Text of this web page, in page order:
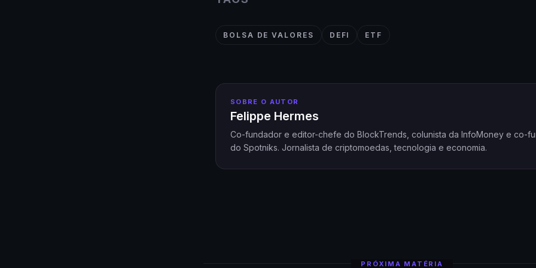
BOLSA DE VALORES DEFI ETF
SOBRE O AUTOR
Felippe Hermes
Co-fundador e editor-chefe do BlockTrends, colunista da InfoMoney e co-
do Spotniks. Jornalista de criptomoedas, tecnologia e economia.
PRÓXIMA MATÉRIA